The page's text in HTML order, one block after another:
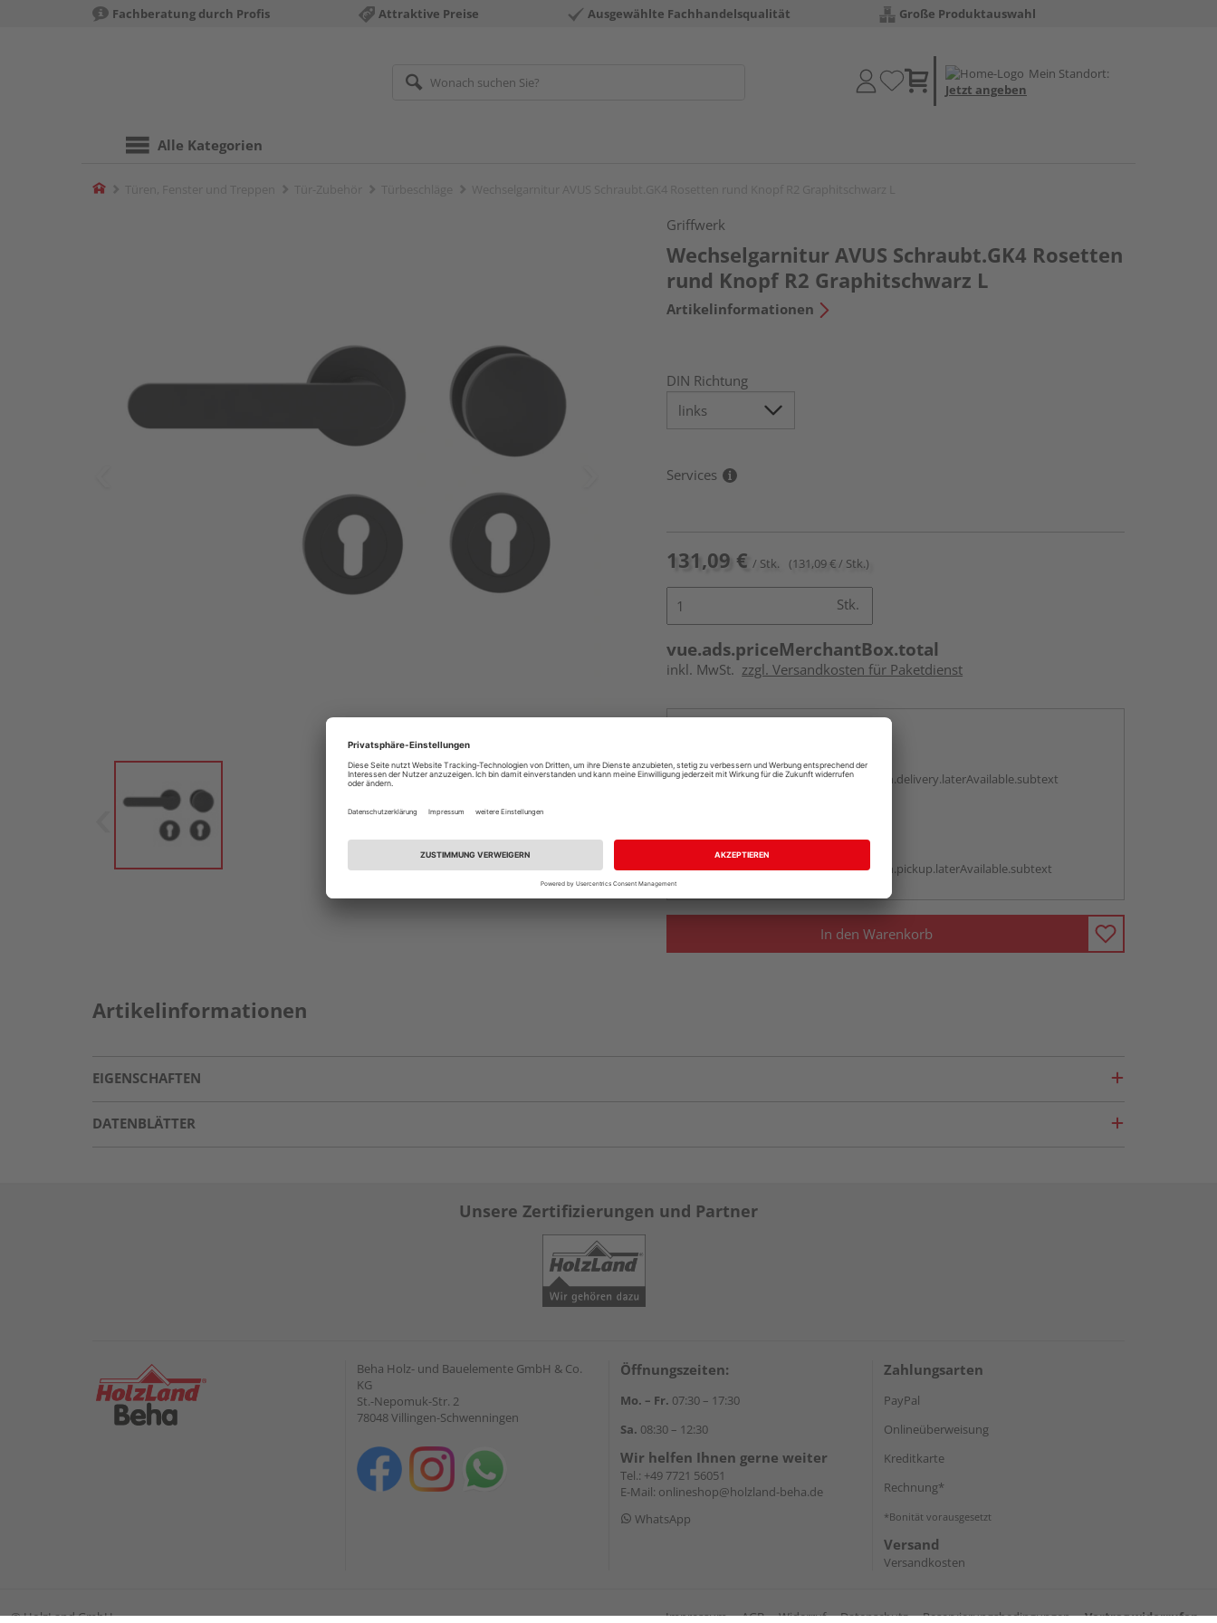
Fachberatung durch Profis Attraktive Preise Ausgewählte Fachhandelsqualität Große Produktauswahl
Mein Standort:
Jetzt angeben
Alle Kategorien
Home
Griffwerk
Wechselgarnitur AVUS Schraubt.GK4 Rosetten
rund Knopf R2 Graphitschwarz L
Artikelinformationen
DIN Richtung
Services
131,09 € / Stk. (131,09 € / Stk.)
Stk.
vue.ads.priceMerchantBox.total
inkl. MwSt. zzgl. Versandkosten für Paketdienst
Auf Vorbestellung:
vue.ads.priceMerchantBox.option.delivery.laterAvailable.subtext
Auf Vorbestellung:
vue.ads.priceMerchantBox.option.pickup.laterAvailable.subtext
In den Warenkorb
Artikelinformationen
EIGENSCHAFTEN
DATENBLÄTTER
Unsere Zertifizierungen und Partner
Beha Holz- und Bauelemente GmbH & Co.
KG
St.-Nepomuk-Str. 2
78048 Villingen-Schwenningen
Öffnungszeiten:
Mo. – Fr. 07:30 – 17:30
Sa. 08:30 – 12:30
Wir helfen Ihnen gerne weiter
Tel.: +49 7721 56051
E-Mail: onlineshop@holzland-beha.de
WhatsApp
Zahlungsarten
PayPal
Onlineüberweisung
Kreditkarte
Rechnung*
*Bonität vorausgesetzt
Versand
Versandkosten
©HolzLand GmbH Impressum AGB Widerruf Datenschutz Reservierungsbedingungen Vertrag widerrufen